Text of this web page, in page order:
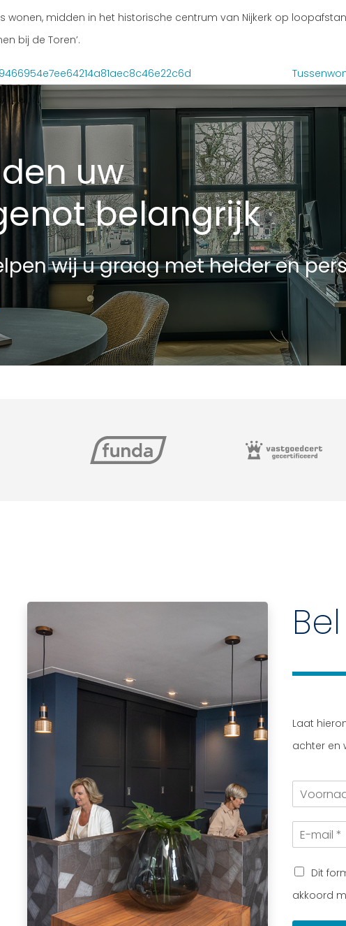
wonen, midden in het historische centrum van Nijkerk op
bij de Toren’.
uw
belangrijk
wij u graag met helder en
Laat
achter en
V
a
E
a
l
Dit
akkoord